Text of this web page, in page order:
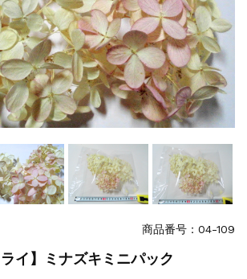
イントプレゼント中...
商品番号：04-109
ライ】ミナズキミニパック